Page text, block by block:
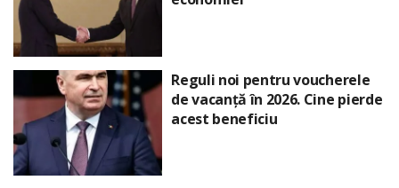
Reguli noi pentru voucherele
de vacanță în 2026. Cine pierde
acest beneficiu